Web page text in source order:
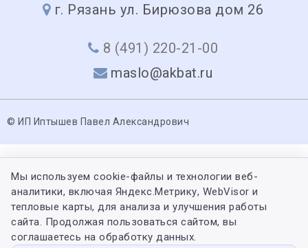
г. Рязань ул. Бирюзова дом 26
8 (491) 220-21-00
maslo@akbat.ru
© ИП Иптышев Павел Александрович
Мы используем cookie-файлы и технологии веб-
аналитики, включая Яндекс.Метрику, WebVisor и
тепловые карты, для анализа и улучшения работы
сайта. Продолжая пользоваться сайтом, вы
соглашаетесь на обработку данных.